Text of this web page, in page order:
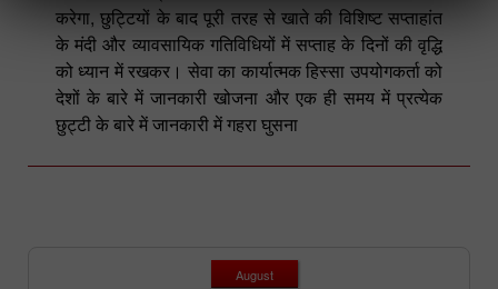
करेगा, छुट्टियों के बाद पूरी तरह से खाते की विशिष्ट सप्ताहांत
के मंदी और व्यावसायिक गतिविधियों में सप्ताह के दिनों की वृद्धि
को ध्यान में रखकर। सेवा का कार्यात्मक हिस्सा उपयोगकर्ता को
देशों के बारे में जानकारी खोजना और एक ही समय में प्रत्येक
छुट्टी के बारे में जानकारी में गहरा घुसना
August